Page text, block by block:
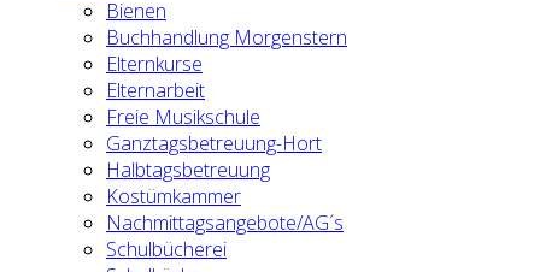
Bienen
Buchhandlung Morgenstern
Elternkurse
Elternarbeit
Freie Musikschule
Ganztagsbetreuung-Hort
Halbtagsbetreuung
Kostümkammer
Nachmittagsangebote/AG´s
Schulbücherei